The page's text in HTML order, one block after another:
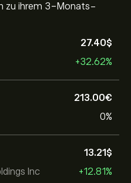
zu ihrem 3-Monats-
27.40‎$‎
+32.62%
213.00‎€‎
0%
Inc
13.21‎$‎
+12.81%